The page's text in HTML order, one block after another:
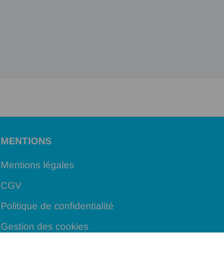
MENTIONS
Mentions légales
CGV
Politique de confidentialité
Gestion des cookies